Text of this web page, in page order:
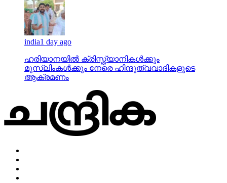
india1 day ago
ഹരിയാനയില്‍ ക്രിസ്ത്യാനികള്‍ക്കും
മുസ്‌ലിംകള്‍ക്കും നേരെ ഹിന്ദുത്വവാദികളുടെ
ആക്രമണം